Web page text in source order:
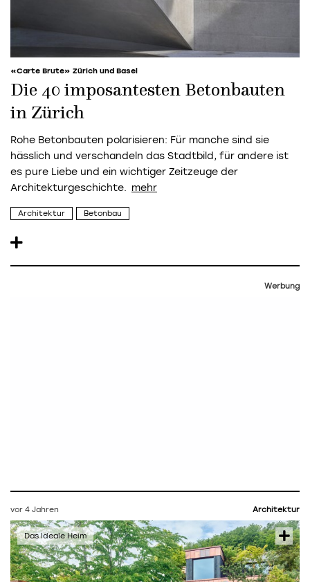
«Carte Brute» Zürich und Basel
Die 40 imposantesten Betonbauten
in Zürich
Rohe Betonbauten polarisieren: Für manche sind sie
hässlich und verschandeln das Stadtbild, für andere ist
es pure Liebe und ein wichtiger Zeitzeuge der
Architekturgeschichte.
Architektur Betonbau
Werbung
vor 4 Jahren Architektur